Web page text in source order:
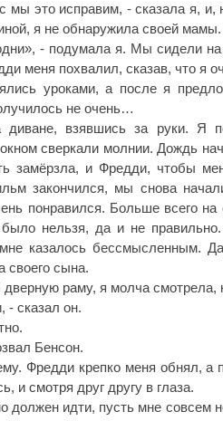
это исправим, - сказала я, и,
я не обнаружила своей мамы.
- подумала я. Мы сидели на
меня похвалил, сказав, что я
уроками, а после я
не очень…
взявшись за руки. Я
сверкали молнии. Дождь
замёрзла, и Фредди, чтобы
закончился, мы снова
понравился. Больше всего
нельзя, да и не
мне казалось бессмысленным.
своего сына.
раму, я молча смотрела,
- сказал он.
Бенсон.
Фредди крепко меня обнял,
и смотря друг другу в глаза.
должен идти, пусть мне совсем